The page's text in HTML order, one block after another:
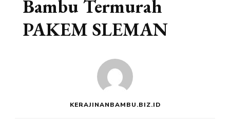
Bambu Termurah
PAKEM SLEMAN
KERAJINANBAMBU.BIZ.ID